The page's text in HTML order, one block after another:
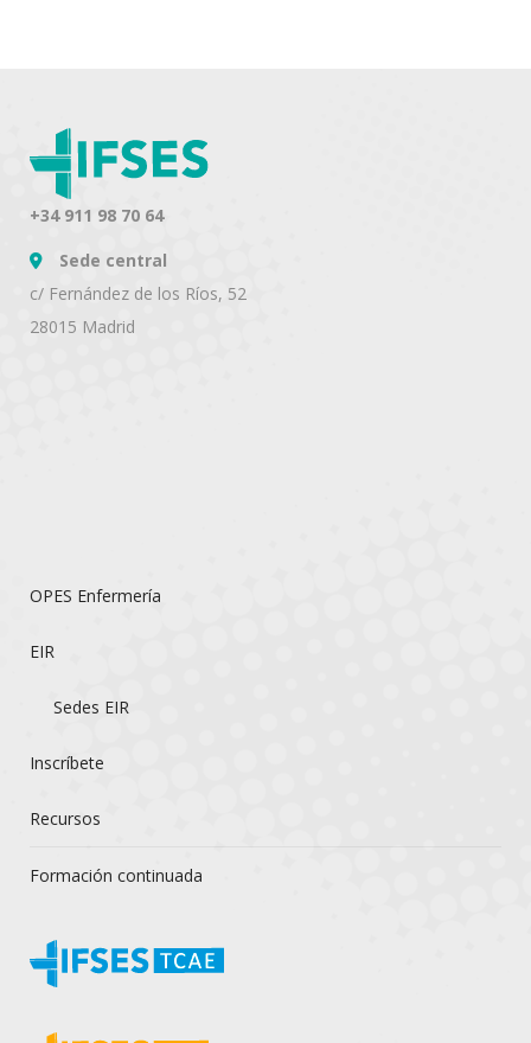
+34 911 98 70 64
Sede central
c/ Fernández de los Ríos, 52
28015 Madrid
OPES Enfermería
EIR
Sedes EIR
Inscríbete
Recursos
Formación continuada